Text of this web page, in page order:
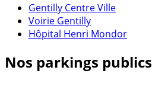
Gentilly Centre Ville
Voirie Gentilly
Hôpital Henri Mondor
Nos parkings publics